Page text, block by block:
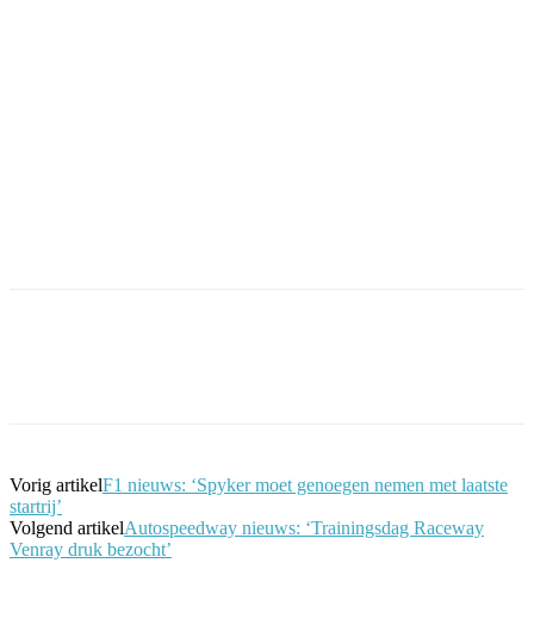
Vorig artikelF1 nieuws: ‘Spyker moet genoegen nemen met laatste
startrij’
Volgend artikelAutospeedway nieuws: ‘Trainingsdag Raceway
Venray druk bezocht’